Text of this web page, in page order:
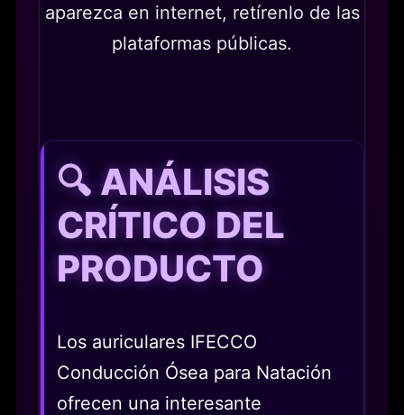
aparezca en internet, retírenlo de las
plataformas públicas.
🔍 ANÁLISIS
CRÍTICO DEL
PRODUCTO
Los auriculares IFECCO
Conducción Ósea para Natación
ofrecen una interesante